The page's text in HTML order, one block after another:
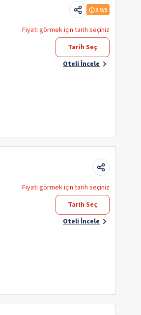
3.9/5
Fiyatı görmek için tarih seçiniz
Tarih Seç
Oteli İncele
Fiyatı görmek için tarih seçiniz
Tarih Seç
Oteli İncele